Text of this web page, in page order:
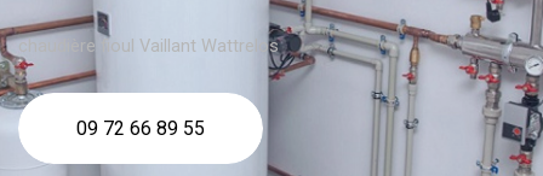
chaudière fioul Vaillant Wattrelos
09 72 66 89 55